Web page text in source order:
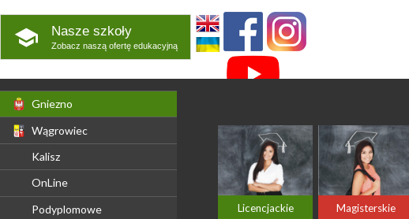
Nasze szkoły
Zobacz naszą ofertę edukacyjną
Gniezno
Wągrowiec
Kalisz
OnLine
Podyplomowe
Licencjackie Magisterskie